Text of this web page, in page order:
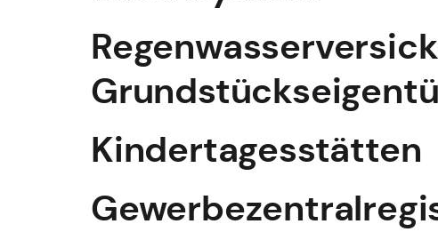
Kindertagesstätten